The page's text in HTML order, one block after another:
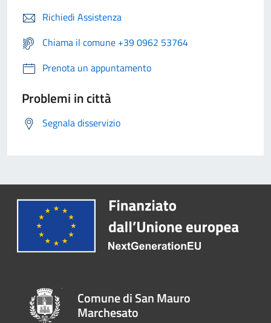
Richiedi Assistenza
Chiama il comune +39 0962 53764
Prenota un appuntamento
Problemi in città
Segnala disservizio
Comune di San Mauro
Marchesato